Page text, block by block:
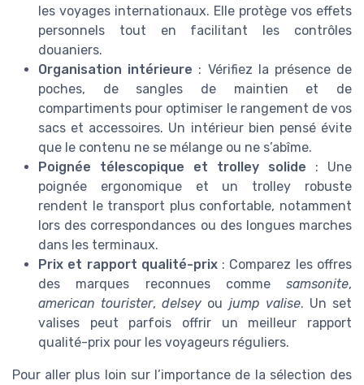
les voyages internationaux. Elle protège vos effets
personnels tout en facilitant les contrôles
douaniers.
Organisation intérieure : Vérifiez la présence de
poches, de sangles de maintien et de
compartiments pour optimiser le rangement de vos
sacs et accessoires. Un intérieur bien pensé évite
que le contenu ne se mélange ou ne s’abîme.
Poignée télescopique et trolley solide : Une
poignée ergonomique et un trolley robuste
rendent le transport plus confortable, notamment
lors des correspondances ou des longues marches
dans les terminaux.
Prix et rapport qualité-prix: Comparez les offres
des marques reconnues comme samsonite,
american tourister,delsey ou jump valise. Un set
valises peut parfois offrir un meilleur rapport
qualité-prix pour les voyageurs réguliers.
Pour aller plus loin sur l’importance de la sélection des